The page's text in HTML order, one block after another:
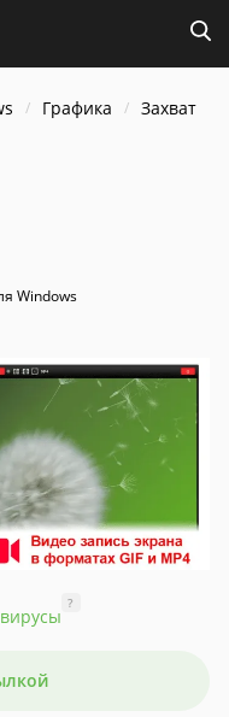
Графика
Захват
Windows
?